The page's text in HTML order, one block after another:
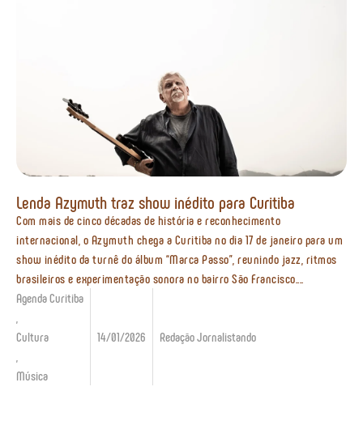
Lenda Azymuth traz show inédito para Curitiba
Com mais de cinco décadas de história e reconhecimento
internacional, o Azymuth chega a Curitiba no dia 17 de janeiro para um
show inédito da turnê do álbum “Marca Passo”, reunindo jazz, ritmos
brasileiros e experimentação sonora no bairro São Francisco....
Agenda Curitiba
Cultura
Música
14/01/2026 Redação Jornalistando